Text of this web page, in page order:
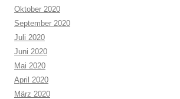
Oktober 2020
September 2020
Juli 2020
Juni 2020
Mai 2020
April 2020
März 2020